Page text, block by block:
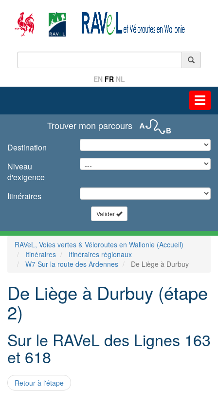
EN FR NL
Trouver mon parcours
Destination
Niveau
d'exigence
Itinéraires
Valider
RAVeL, Voies vertes & Véloroutes en Wallonie (Accueil)
Itinéraires
Itinéraires régionaux
W7 Sur la route des Ardennes
De Liège à Durbuy
De Liège à Durbuy (étape
2)
Sur le RAVeL des Lignes 163
et 618
Retour à l'étape